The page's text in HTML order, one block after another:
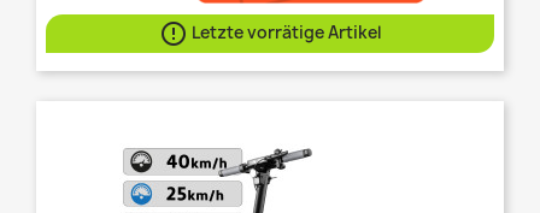
 Letzte vorrätige Artikel